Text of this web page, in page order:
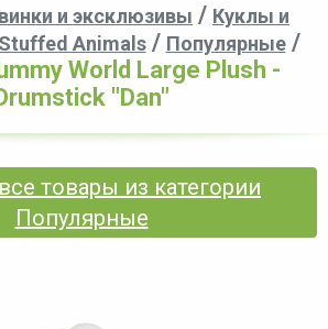
и эксклюзивы / Куклы и
Stuffed Animals/ Популярные/
World Large Plush -
"Dan"
товары из категории
Популярные